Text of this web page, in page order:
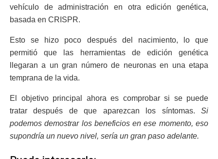
vehículo de administración en otra edición genética,
basada en CRISPR.
Esto se hizo poco después del nacimiento, lo que
permitió que las herramientas de edición genética
llegaran a un gran número de neuronas en una etapa
temprana de la vida.
El objetivo principal ahora es comprobar si se puede
tratar después de que aparezcan los síntomas. Si
podemos demostrar los beneficios en ese momento, eso
supondría un nuevo nivel, sería un gran paso adelante.